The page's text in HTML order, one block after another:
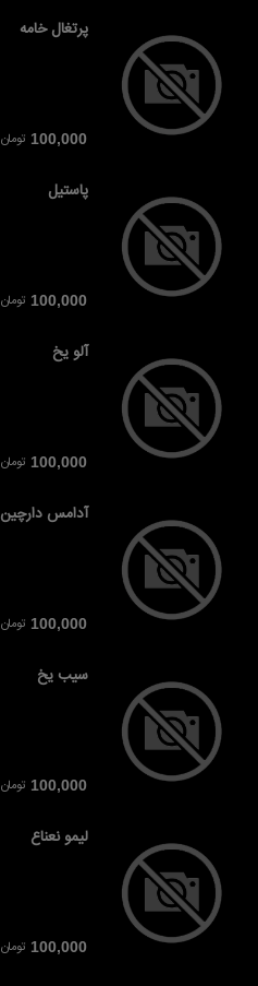
پرتغال خامه
100,000 تومان
پاستیل
100,000 تومان
آلو یخ
100,000 تومان
آدامس دارچین
100,000 تومان
سیب یخ
100,000 تومان
لیمو نعناع
100,000 تومان